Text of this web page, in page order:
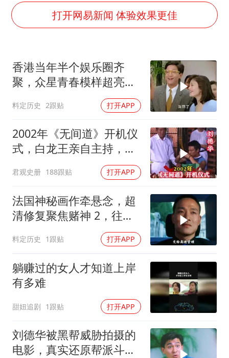
打开网易新闻 体验效果更佳
香港当年半个娱乐圈齐
聚，众星青春模样超亮
眼，星爷现身瞬间惊艳
料定历史 2跟贴 打开APP
2002年《无间道》开机仪
式，白龙王亲自主持，预
君观史册 188跟贴 打开APP
法国神秘画作牵悬念，超
清修复聚焦赌神 2，往昔
料定历史 1跟贴 打开APP
躺赚过的女人才知道上岸
有多难
甜妞追剧 1跟贴 打开APP
刘德华被黑帮威胁拍摄的
电影，真实还原帮派斗